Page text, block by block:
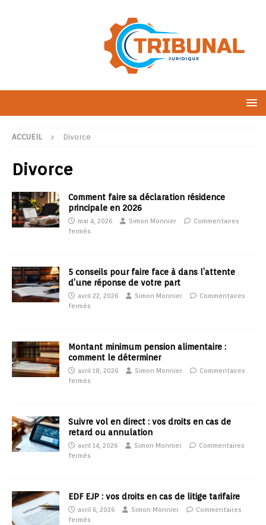
ACCUEIL Divorce
Divorce
Comment faire sa déclaration résidence
principale en 2026
mai 4, 2026 Simon Monnier
Commentaires
fermés
5 conseils pour faire face à dans l’attente
d’une réponse de votre part
avril 22, 2026 Simon Monnier
Commentaires
fermés
Montant minimum pension alimentaire :
comment le déterminer
avril 18, 2026 Simon Monnier
Commentaires
fermés
Suivre vol en direct : vos droits en cas de
retard ou annulation
avril 14, 2026 Simon Monnier
Commentaires
fermés
EDF EJP : vos droits en cas de litige tarifaire
avril 6, 2026 Simon Monnier
Commentaires
fermés